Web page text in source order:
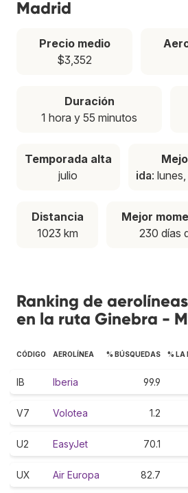
Madrid
Precio medio
$3,352
Duración
1 hora y 55 minutos
Temporada alta
julio
ida:
Distancia
1023 km
Mejor
230 días
Ranking de
en la ruta Ginebra -
CÓDIGO AEROLÍNEA % BÚSQUEDAS % LA
IB Iberia 99.9
V7 Volotea 1.2
U2 EasyJet 70.1
UX Air Europa 82.7